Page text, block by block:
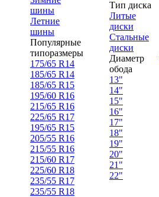
шины
Летние
шины
Популярные
типоразмеры
175/65 R14
185/65 R14
185/65 R15
195/60 R16
215/65 R16
225/65 R17
195/65 R15
205/55 R16
215/55 R16
215/60 R17
225/60 R18
235/55 R17
235/55 R18
Тип диска
Литые
диски
Стальные
диски
Диаметр
обода
13"
14"
15"
16"
17"
18"
19"
20"
21"
22"